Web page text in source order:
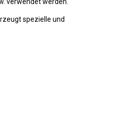
spezielle und